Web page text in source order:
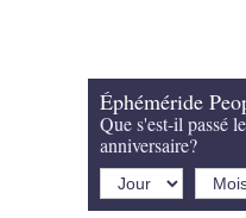
Éphéméride
Que s'est-il passé
anniversaire?